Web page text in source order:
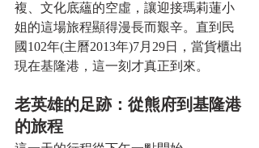
複、文化底蘊的空虛，讓迎接瑪莉蓮小
姐的這場旅程顯得漫長而艱辛。直到民
國102年(主曆2013年)7月29日，當貨櫃出
現在基隆港，這一刻才真正到來。
老英雄的足跡：從熊府到基隆港
的旅程